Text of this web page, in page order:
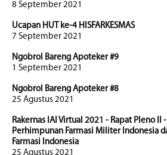
8 September 2021
Ucapan HUT ke-4 HISFARKESMAS
7 September 2021
Ngobrol Bareng Apoteker #9
1 September 2021
Ngobrol Bareng Apoteker #8
25 Agustus 2021
Rakernas IAI Virtual 2021 - Rapat Pleno
Perhimpunan Farmasi Militer Indonesia
Farmasi Indonesia
25 Agustus 2021